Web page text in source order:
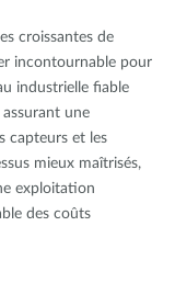
croissantes de
incontournable pour
industrielle fiable
une
capteurs et les
mieux maîtrisés,
exploitation
des coûts